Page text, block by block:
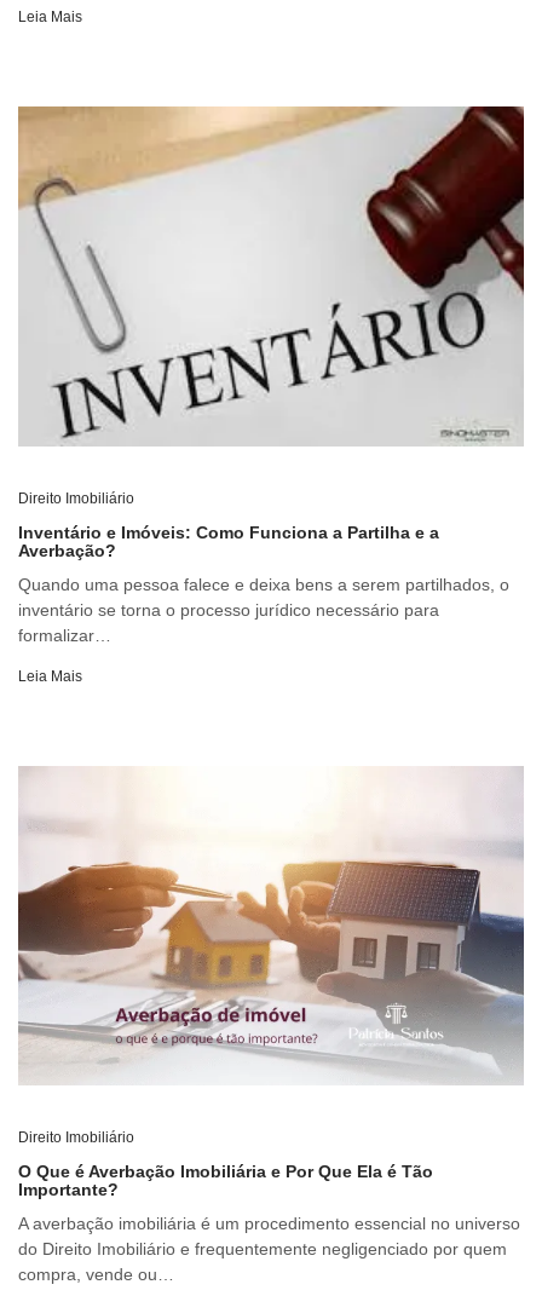
Leia Mais
Direito Imobiliário
Inventário e Imóveis: Como Funciona a Partilha e a
Averbação?
Quando uma pessoa falece e deixa bens a serem partilhados, o
inventário se torna o processo jurídico necessário para
formalizar…
Leia Mais
Direito Imobiliário
O Que é Averbação Imobiliária e Por Que Ela é Tão
Importante?
A averbação imobiliária é um procedimento essencial no universo
do Direito Imobiliário e frequentemente negligenciado por quem
compra, vende ou…